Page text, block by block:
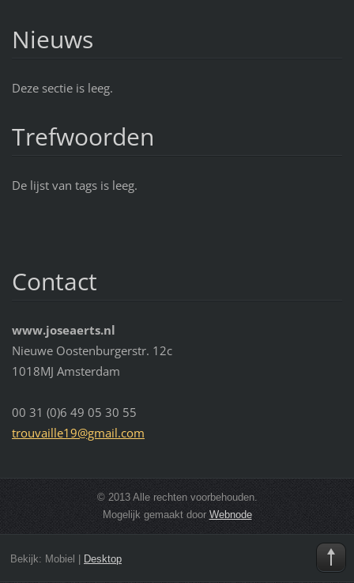
Nieuws
Deze sectie is leeg.
Trefwoorden
De lijst van tags is leeg.
Contact
www.joseaerts.nl
Nieuwe Oostenburgerstr. 12c
1018MJ Amsterdam
00 31 (0)6 49 05 30 55
trouvaille19@gmail.com
© 2013 Alle rechten voorbehouden.
Mogelijk gemaakt door Webnode
Bekijk: Mobiel Desktop